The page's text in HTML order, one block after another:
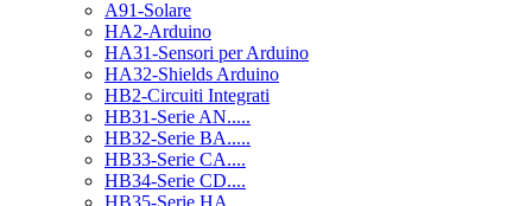
A91-Solare
HA2-Arduino
HA31-Sensori per Arduino
HA32-Shields Arduino
HB2-Circuiti Integrati
HB31-Serie AN.....
HB32-Serie BA.....
HB33-Serie CA....
HB34-Serie CD....
HB35-Serie HA.....